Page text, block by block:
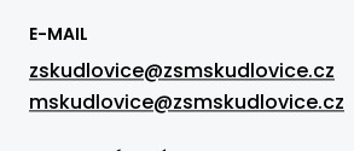
E-MAIL
zskudlovice@zsmskudlovice.cz
mskudlovice@zsmskudlovice.cz